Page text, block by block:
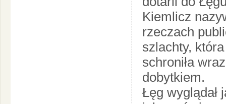
Kiemlicz
rzeczach
szlachty,
schroniła
dobytkiem.
Łęg wyglądał